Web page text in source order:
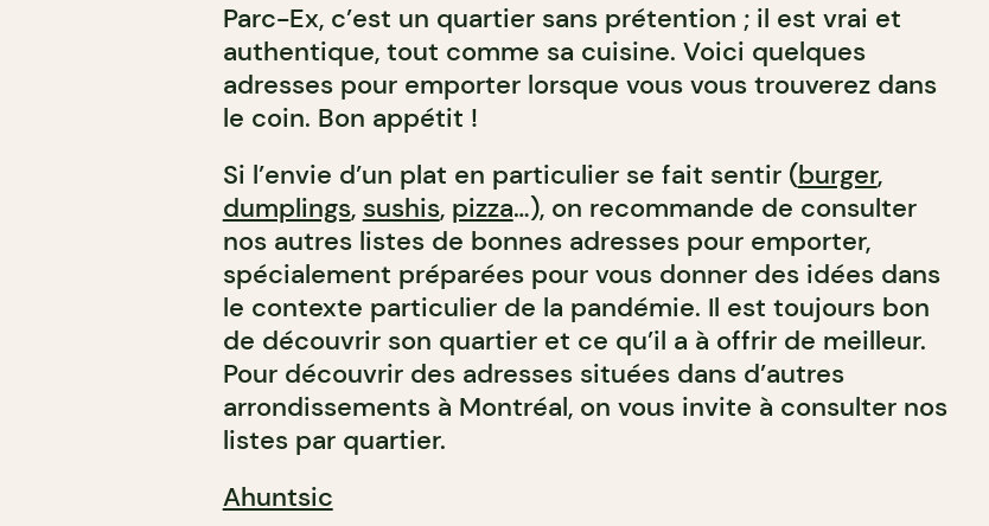
Parc-Ex, c’est un quartier sans prétention ; il est vrai et
authentique, tout comme sa cuisine. Voici quelques
adresses pour emporter lorsque vous vous trouverez dans
le coin. Bon appétit !
Si l’envie d’un plat en particulier se fait sentir (burger,
dumplings, sushis, pizza…), on recommande de consulter
nos autres listes de bonnes adresses pour emporter,
spécialement préparées pour vous donner des idées dans
le contexte particulier de la pandémie. Il est toujours bon
de découvrir son quartier et ce qu’il a à offrir de meilleur.
Pour découvrir des adresses situées dans d’autres
arrondissements à Montréal, on vous invite à consulter nos
listes par quartier.
Ahuntsic